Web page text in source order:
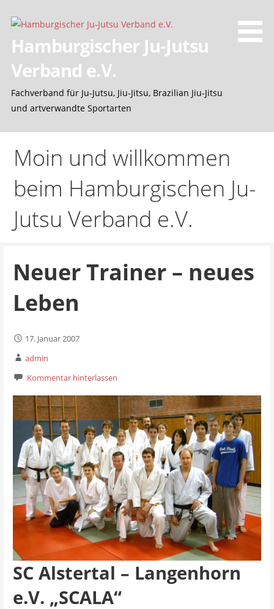
t
Hamburgischer Ju-Jutsu
Verband e.V.
Fachverband für Ju-Jutsu, Jiu-Jitsu, Brazilian Jiu-Jitsu
und artverwandte Sportarten
Moin und willkommen
beim Hamburgischen Ju-
Jutsu Verband e.V.
Neuer Trainer – neues
Leben
17. Januar 2007
admin
Kommentar hinterlassen
SC Alstertal – Langenhorn
e.V. „SCALA“